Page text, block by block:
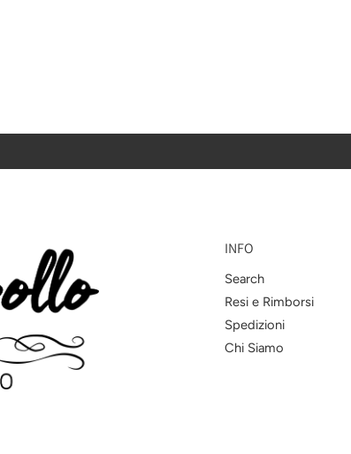
INFO
Search
Resi e Rimborsi
Spedizioni
Chi Siamo